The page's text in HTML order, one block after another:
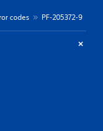
codes PF-205372-9